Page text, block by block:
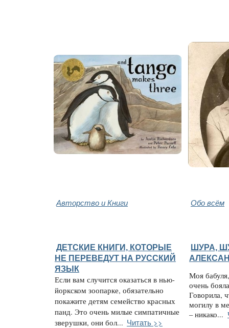
Авторство и Книги Обо всём
ДЕТСКИЕ КНИГИ, КОТОРЫЕ
НЕ ПЕРЕВЕДУТ НА РУССКИЙ
ЯЗЫК
Если вам случится оказаться в нью-
йоркском зоопарке, обязательно
покажите детям семейство красных
панд. Это очень милые симпатичные
зверушки, они бол... Читать >>
ШУРА,
Моя
очень
Говорила,
могилу в
– никако...